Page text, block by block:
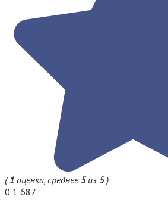
(1 оценка, среднее5из 5)
0 1 687